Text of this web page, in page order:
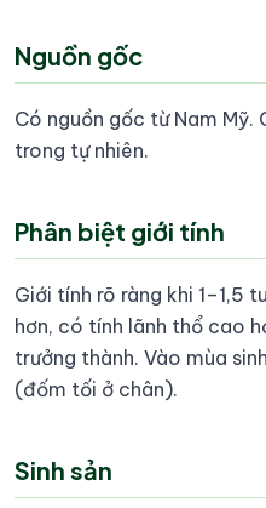
Nguồn gốc
Có nguồn gốc từ Nam Mỹ.
trong tự nhiên.
Phân biệt giới tính
Giới tính rõ ràng khi 1–1,5
hơn, có tính lãnh thổ cao
trưởng thành. Vào mùa
(đốm tối ở chân).
Sinh sản